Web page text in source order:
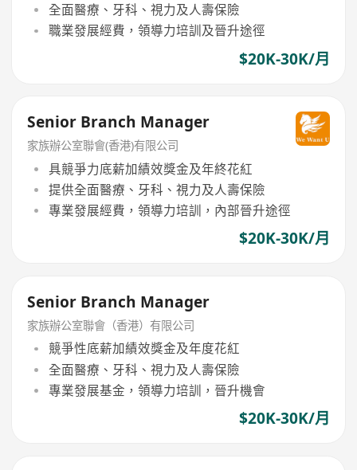
全面醫療、牙科、視力及人壽保險
職業發展經費，領導力培訓及晉升途徑
$20K-30K/月
Senior Branch Manager
家族辦公室聯會(香港)有限公司
具競爭力底薪加績效獎金及年終花紅
提供全面醫療、牙科、視力及人壽保險
專業發展經費，領導力培訓，內部晉升途徑
$20K-30K/月
Senior Branch Manager
家族辦公室聯會（香港）有限公司
競爭性底薪加績效獎金及年度花紅
全面醫療、牙科、視力及人壽保險
專業發展基金，領導力培訓，晉升機會
$20K-30K/月